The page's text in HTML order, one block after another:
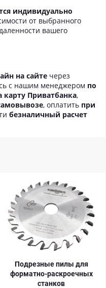
индивидуально
от выбранного
вашего
на сайте через
с нашим менеджером по
карту Приватбанка,
, оплатить при
безналичный расчет
Подрезные пилы для
форматно-раскроечных
станков